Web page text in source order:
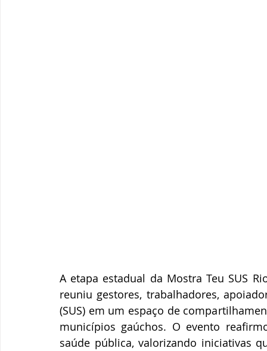
A etapa estadual da Mostra Teu SUS
reuniu gestores, trabalhadores,
(SUS) em um espaço de
municípios gaúchos. O evento
saúde pública, valorizando iniciativas